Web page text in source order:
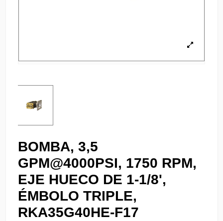
BOMBA, 3,5
GPM@4000PSI, 1750 RPM,
EJE HUECO DE 1-1/8',
ÉMBOLO TRIPLE,
RKA35G40HE-F17